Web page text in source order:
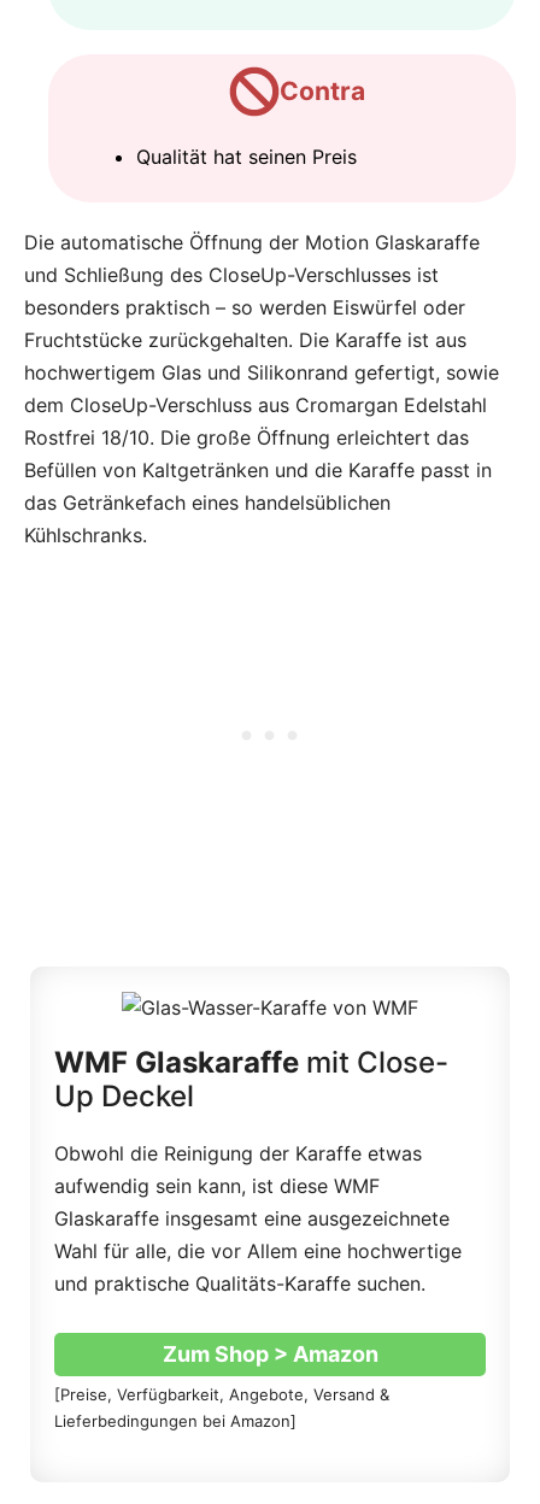
Contra
Qualität hat seinen Preis
Die automatische Öffnung der Motion Glaskaraffe
und Schließung des CloseUp-Verschlusses ist
besonders praktisch – so werden Eiswürfel oder
Fruchtstücke zurückgehalten. Die Karaffe ist aus
hochwertigem Glas und Silikonrand gefertigt, sowie
dem CloseUp-Verschluss aus Cromargan Edelstahl
Rostfrei 18/10. Die große Öffnung erleichtert das
Befüllen von Kaltgetränken und die Karaffe passt in
das Getränkefach eines handelsüblichen
Kühlschranks.
WMF Glaskaraffe mit Close-
Up Deckel
Obwohl die Reinigung der Karaffe etwas
aufwendig sein kann, ist diese WMF
Glaskaraffe insgesamt eine ausgezeichnete
Wahl für alle, die vor Allem eine hochwertige
und praktische Qualitäts-Karaffe suchen.
Zum Shop > Amazon
[Preise, Verfügbarkeit, Angebote, Versand &
Lieferbedingungen bei Amazon]